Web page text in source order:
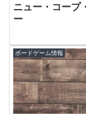
ニュー・コープ
ー
ボードゲーム情報